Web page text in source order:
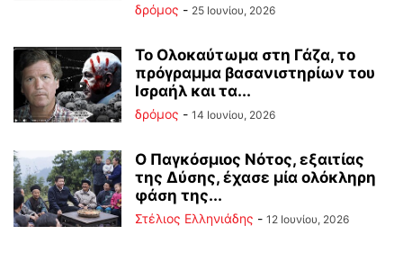
δρόμος - 25 Ιουνίου, 2026
Το Ολοκαύτωμα στη Γάζα, το
πρόγραμμα βασανιστηρίων του
Ισραήλ και τα...
δρόμος - 14 Ιουνίου, 2026
Ο Παγκόσμιος Νότος, εξαιτίας
της Δύσης, έχασε μία ολόκληρη
φάση της...
Στέλιος Ελληνιάδης - 12 Ιουνίου, 2026